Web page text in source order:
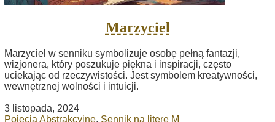
Marzyciel
Marzyciel w senniku symbolizuje osobę pełną fantazji,
wizjonera, który poszukuje piękna i inspiracji, często
uciekając od rzeczywistości. Jest symbolem kreatywności,
wewnętrznej wolności i intuicji.
3 listopada, 2024
Pojęcia Abstrakcyjne, Sennik na literę M